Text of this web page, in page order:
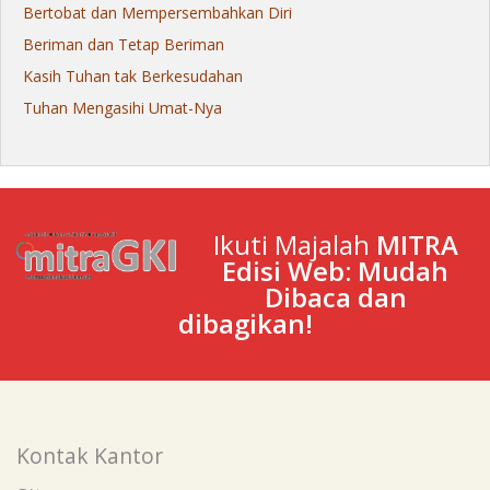
Bertobat dan Mempersembahkan Diri
Beriman dan Tetap Beriman
Kasih Tuhan tak Berkesudahan
Tuhan Mengasihi Umat-Nya
Ikuti Majalah MITRA
Edisi Web: Mudah
Dibaca dan
dibagikan!
Kontak Kantor